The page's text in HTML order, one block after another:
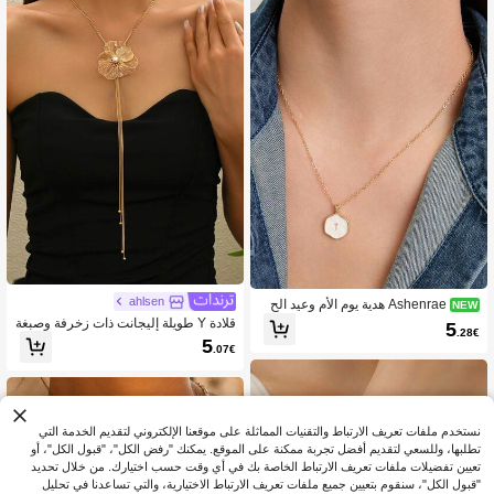
NEW
Ashenrae هدية يوم الأم وعيد الح
ب: قلادة صليب صغيرة للنساء، قلادة صلي
ب رقيقة مطلية بالذهب/الفضة عيار 14 قي
دينية بسيطة، هدية جميلة، هدية مسيحية،
مناسبة للنساء والمراهقات، يمكن ارتداؤه
ا طوال العام، مناسبة أيضًا لعيد الميلاد
5.28€
ahlsen
قلادة Y طويلة إليجانت ذات زخرفة وصبغة
والورود النقية، تصميم موضة صيفي قطعة
واحدة
5.07€
نستخدم ملفات تعريف الارتباط والتقنيات المماثلة على موقعنا الإلكتروني لتقديم الخدمة التي
تطلبها، وللسعي لتقديم أفضل تجربة ممكنة على الموقع. يمكنك "رفض الكل"، "قبول الكل"، أو
تعيين تفضيلات ملفات تعريف الارتباط الخاصة بك في أي وقت حسب اختيارك. من خلال تحديد
"قبول الكل"، سنقوم بتعيين جميع ملفات تعريف الارتباط الاختيارية، والتي تساعدنا في تحليل